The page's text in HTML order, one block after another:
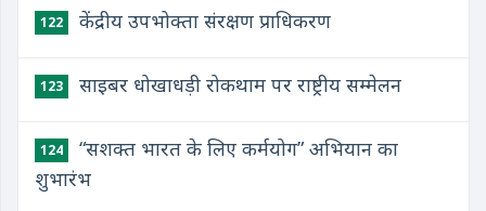
122 केंद्रीय उपभोक्ता संरक्षण प्राधिकरण
123 साइबर धोखाधड़ी रोकथाम पर राष्ट्रीय सम्मेलन
124
“सशक्त भारत के लिए कर्मयोग” अभियान का
शुभारंभ